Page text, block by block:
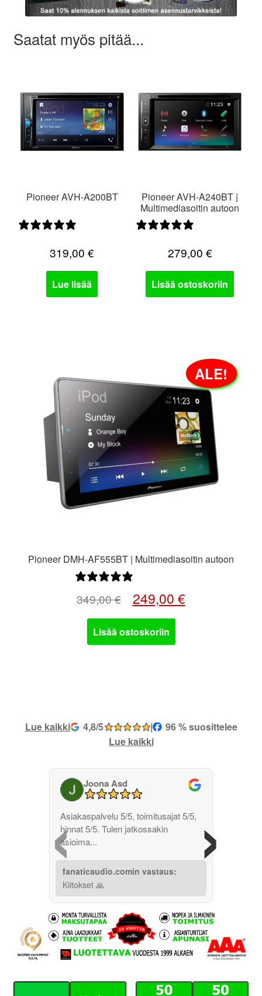
Saatat myös pitää...
Pioneer AVH-A200BT
319,00€
Lue lisää
Pioneer AVH-A240BT |
Multimediasoitin autoon
279,00 €
Lisää ostoskoriin
Pioneer DMH-AF555BT | Multimediasoitin autoon
ALE!
349,00€
Alkuperäinen
oli:
349,00 €.
249,00 €Nykyinen
Lisää ostoskoriin
Lue kaikki 4,8/5 |
96 % suosittelee
Lue kaikki
‹
Joona Asd
Asiakaspalvelu 5/5, toimitusajat 5/5,
hinnat 5/5. Tulen jatkossakin
asioima...
fanaticaudio.comin vastaus:
Kiitokset 🙏
›